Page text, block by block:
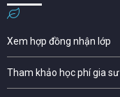
Xem hợp đồng nhận lớp
Tham khảo học phí gia sư